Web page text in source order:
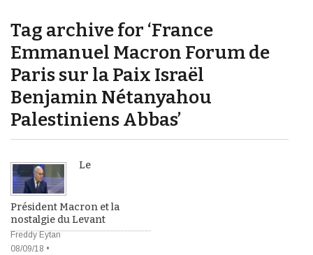
Tag archive for ‘France
Emmanuel Macron Forum de
Paris sur la Paix Israël
Benjamin Nétanyahou
Palestiniens Abbas’
Le
Président Macron et la
nostalgie du Levant
Freddy Eytan
08/09/18 •